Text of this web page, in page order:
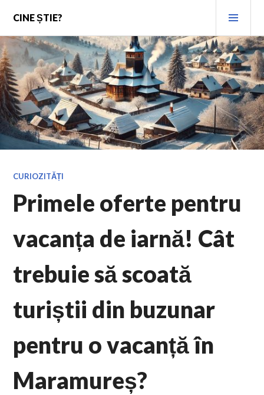
content
CINE ȘTIE?
CURIOZITĂȚI
Primele oferte pentru
vacanța de iarnă! Cât
trebuie să scoată
turiștii din buzunar
pentru o vacanță în
Maramureș?